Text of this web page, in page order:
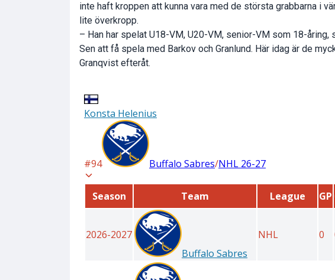
inte haft kroppen att kunna vara med de största grabbarna i
lite överkropp.
– Han har spelat U18-VM, U20-VM, senior-VM som 18-åring,
Sen att få spela med Barkov och Granlund. Här idag är de
Granqvist efteråt.